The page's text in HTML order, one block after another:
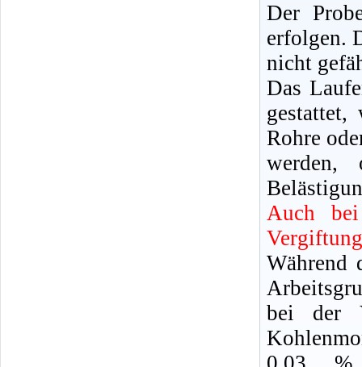
Der
erfolgen.
nicht
Das
gestattet,
Rohre
werden,
Auch
Während
bei der